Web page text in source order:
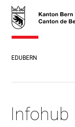
Direkt
zum
Inhalt
skiplink.toNavigation
skiplink.toStartPage
Direkt
Suche
EDUBERN
Infohub